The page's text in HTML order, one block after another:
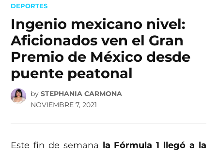
POSTED
DEPORTES
Ingenio mexicano nivel:
Aficionados ven el Gran
Premio de México desde
puente peatonal
by STEPHANIA CARMONA
NOVIEMBRE 7, 2021
Este fin de semana la Fórmula 1 llegó a la